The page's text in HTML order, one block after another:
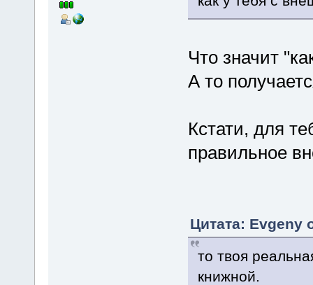
Что значит
А то
Кстати, для
правильное
Цитата: Evgeny
то твоя
книжной.